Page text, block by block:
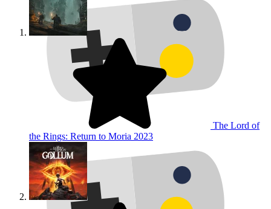
The Lord of
the Rings: Return to Moria 2023